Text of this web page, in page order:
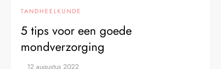
TANDHEELKUNDE
5 tips voor een goede
mondverzorging